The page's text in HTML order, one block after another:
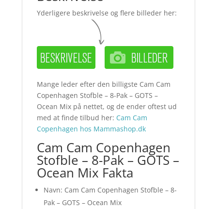
Yderligere beskrivelse og flere billeder her:
Mange leder efter den billigste Cam Cam
Copenhagen Stofble – 8-Pak – GOTS –
Ocean Mix på nettet, og de ender oftest ud
med at finde tilbud her: Cam Cam
Copenhagen hos Mammashop.dk
Cam Cam Copenhagen
Stofble – 8-Pak – GOTS –
Ocean Mix Fakta
Navn: Cam Cam Copenhagen Stofble – 8-
Pak – GOTS – Ocean Mix